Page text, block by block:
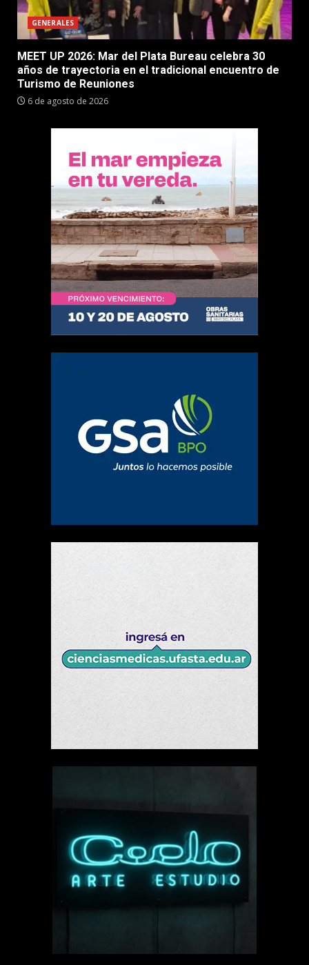
GENERALES
MEET UP 2026: Mar del Plata Bureau celebra 30
años de trayectoria en el tradicional encuentro de
Turismo de Reuniones
6 de agosto de 2026